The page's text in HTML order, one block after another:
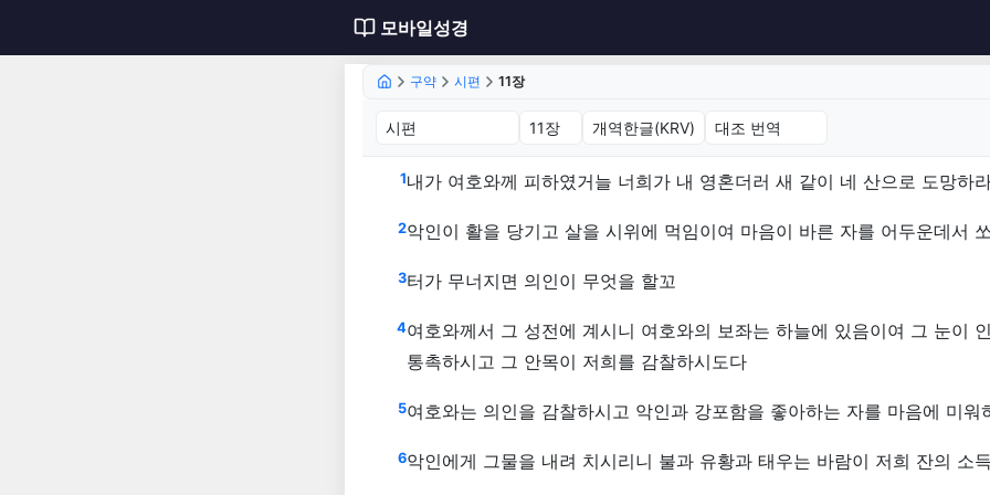
모바일성경
구약 시편 11장
시편 11장 (개역한글(KRV))
1내가 여호와께 피하였거늘 너희가 내 영혼더러 새 같이 네 산으로 도망하
2악인이 활을 당기고 살을 시위에 먹임이여 마음이 바른 자를 어두운데서
3터가 무너지면 의인이 무엇을 할꼬
4여호와께서 그 성전에 계시니 여호와의 보좌는 하늘에 있음이여 그 눈이
통촉하시고 그 안목이 저희를 감찰하시도다
5여호와는 의인을 감찰하시고 악인과 강포함을 좋아하는 자를 마음에 미워
6악인에게 그물을 내려 치시리니 불과 유황과 태우는 바람이 저희 잔의 소